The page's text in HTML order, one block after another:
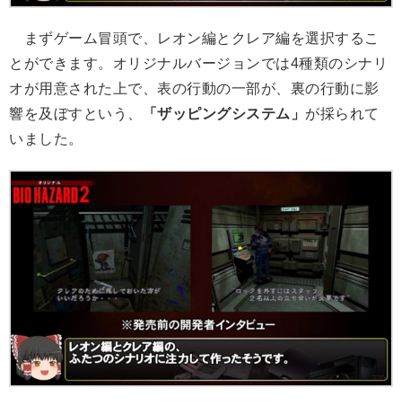
まずゲーム冒頭で、レオン編とクレア編を選択するこ
とができます。オリジナルバージョンでは4種類のシナリ
オが用意された上で、表の行動の一部が、裏の行動に影
響を及ぼすという、
「ザッピングシステム」 が採られて
いました。